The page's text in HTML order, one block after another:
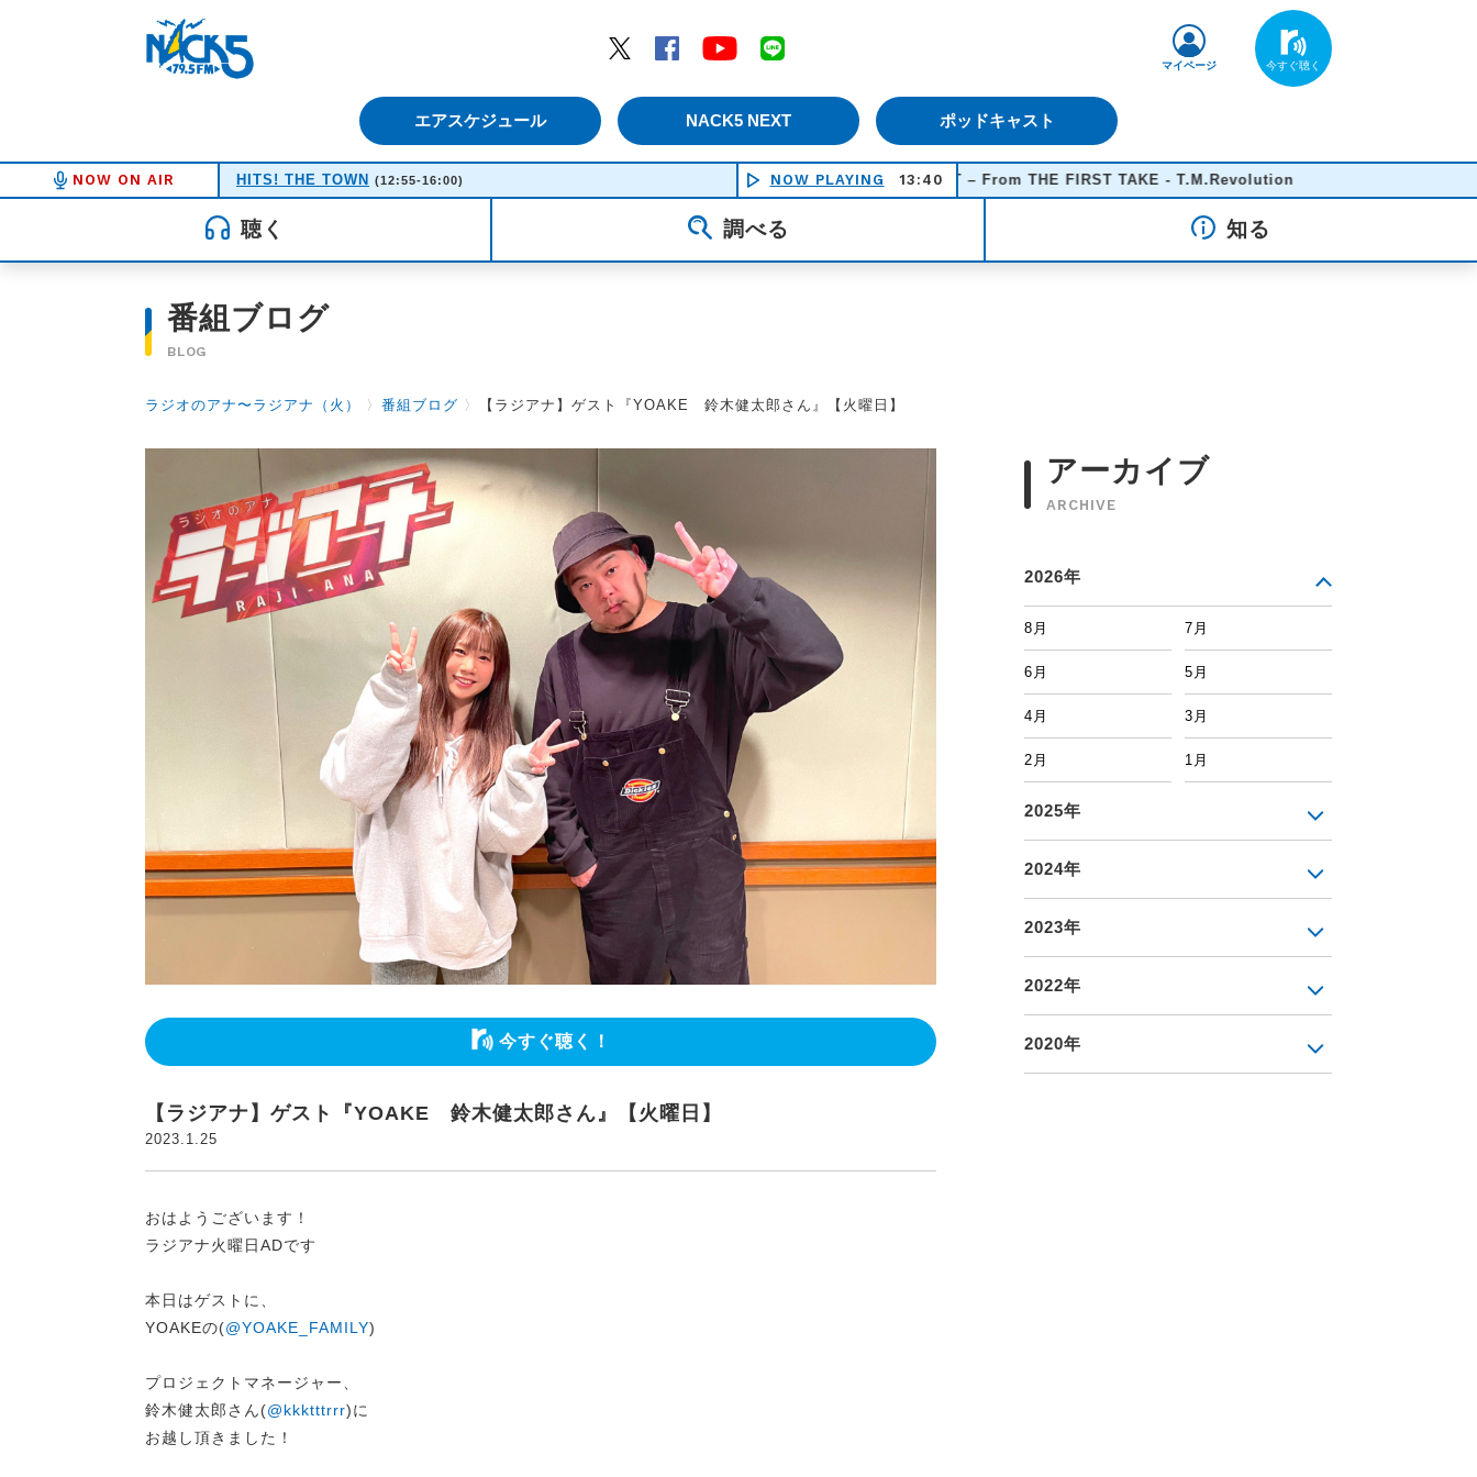
Twitter
Facebook YouTube
エアスケジュール NACK5 NEXT ポッドキャスト
マイページ
NOW ON AIR HITS! THE TOWN (12:55-16:00) NOW PLAYING 13:40
HOT LIMIT – From THE FIRST TAKE - T.M.Revolution
聴く 調べる 知る
番組ブログ
BLOG
ラジオのアナ〜ラジアナ（火） 〉 番組ブログ 〉 【ラジアナ】ゲスト『YOAKE 鈴木健太郎さん』【火曜日】
今すぐ聴く！
【ラジアナ】ゲスト『YOAKE 鈴木健太郎さん』【火曜日】
2023.1.25
おはようございます！
ラジアナ火曜日ADです
本日はゲストに、
YOAKEの(@YOAKE_FAMILY)
プロジェクトマネージャー、
鈴木健太郎さん(@kkktttrrr)に
お越し頂きました！
アーカイブ
ARCHIVE
2026年
8月 7月
6月 5月
4月 3月
2月 1月
2025年
2024年
2023年
2022年
2020年